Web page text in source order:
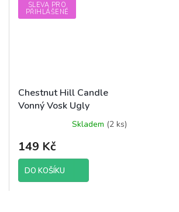
SLEVA PRO
PŘIHLÁŠENÉ
Chestnut Hill Candle
Vonný Vosk Ugly
Sweater Party, 85 g
Skladem (2 ks)
149 Kč
DO KOŠÍKU